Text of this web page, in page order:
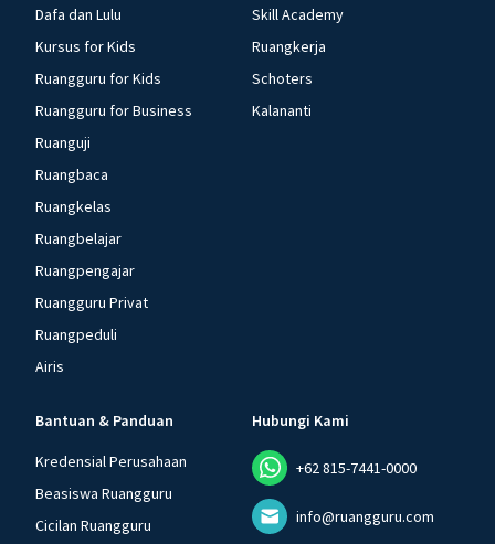
Dafa dan Lulu
Kursus for Kids
Ruangguru for Kids
Ruangguru for Business
Ruanguji
Ruangbaca
Ruangkelas
Ruangbelajar
Ruangpengajar
Ruangguru Privat
Ruangpeduli
Airis
Skill Academy
Ruangkerja
Schoters
Kalananti
Bantuan & Panduan
Kredensial Perusahaan
Beasiswa Ruangguru
Cicilan Ruangguru
Hubungi Kami
+62 815-7441-0000
info@ruangguru.com